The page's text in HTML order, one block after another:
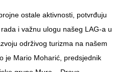
ostale aktivnosti, potvrđuju
i važnu ulogu našeg LAG-a u
održivog turizma na našem
je Mario Moharić, predsjednik